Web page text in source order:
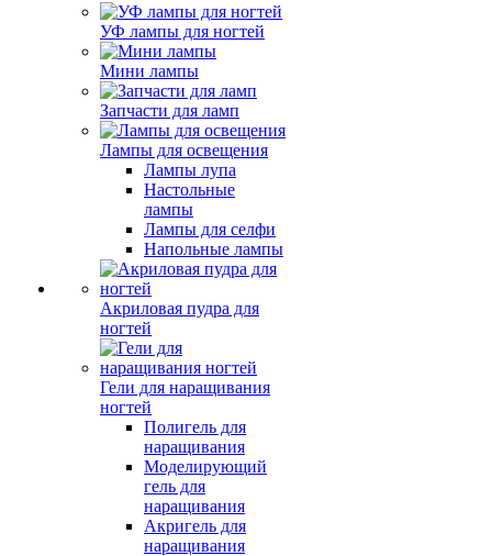
УФ лампы для ногтей
Мини лампы
Запчасти для ламп
Лампы для освещения
Лампы лупа
Настольные
лампы
Лампы для селфи
Напольные лампы
Акриловая пудра для
ногтей
Гели для наращивания
ногтей
Полигель для
наращивания
Моделирующий
гель для
наращивания
Акригель для
наращивания